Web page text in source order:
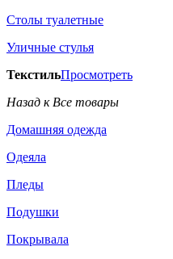
Столы туалетные
Уличные стулья
ТекстильПросмотреть
Назад к Все товары
Домашняя одежда
Одеяла
Пледы
Подушки
Покрывала